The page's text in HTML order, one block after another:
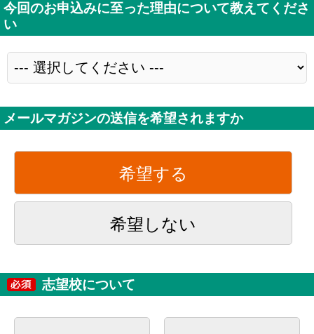
今回のお申込みに至った理由について教えてくださ
い
メールマガジンの送信を希望されますか
希望する
希望しない
志望校について